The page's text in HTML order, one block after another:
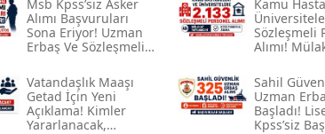
Msb Kpss’siz Asker
Alımı Başvuruları
Sona Eriyor! Uzman
Erbaş Ve Sözleşmeli
Ağustos
Kamu
Sözleşmeli
Alımı!
Puanıyla
Vatandaşlık Maaşı
Getad İçin Yeni
Açıklama! Kimler
Yararlanacak,
Sahil
Uzman
Başladı!
Kpss’siz